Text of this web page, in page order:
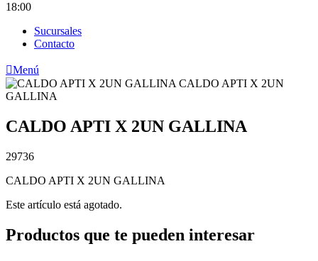
18:00
Sucursales
Contacto
Menú
CALDO APTI X 2UN GALLINA
29736
CALDO APTI X 2UN GALLINA
Este artículo está agotado.
Productos que te pueden interesar